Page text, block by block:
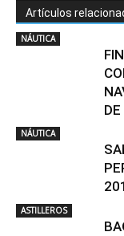
Artículos
NÁUTICA
NÁUTICA
ASTILLEROS